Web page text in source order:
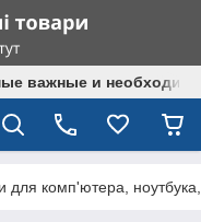
важные и
для комп'ютера,